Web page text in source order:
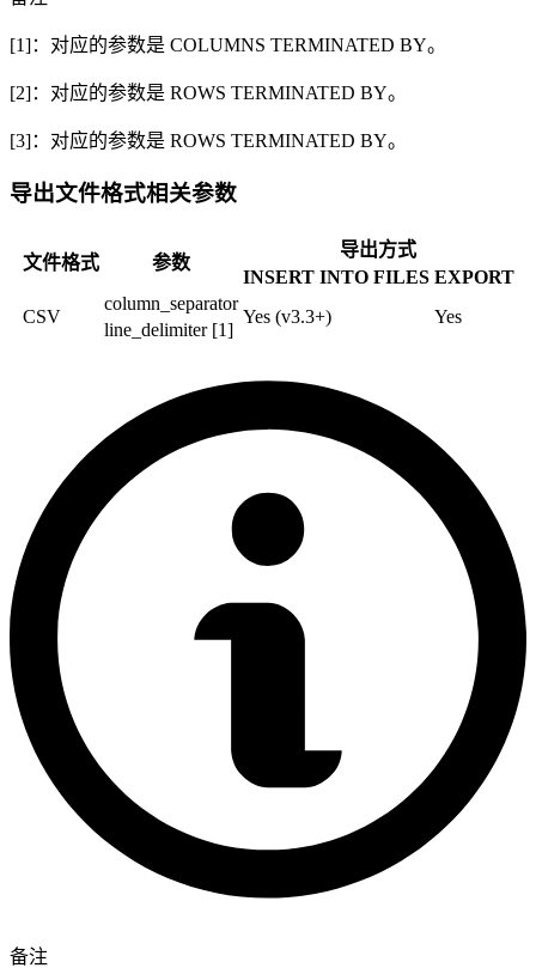
[1]：对应的参数是 COLUMNS TERMINATED BY。
[2]：对应的参数是 ROWS TERMINATED BY。
[3]：对应的参数是 ROWS TERMINATED BY。
导出文件格式相关参数
文件格式 参数
导出方式
INSERT INTO FILES EXPORT
CSV
column_separator
Yes (v3.3+) Yes
line_delimiter [1]
备注